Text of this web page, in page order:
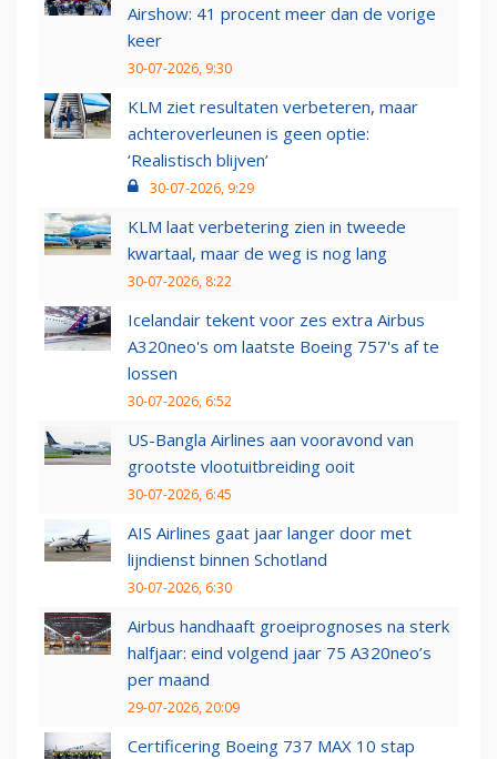
Airshow: 41 procent meer dan de vorige
keer
30-07-2026, 9:30
KLM ziet resultaten verbeteren, maar
achteroverleunen is geen optie:
‘Realistisch blijven’
30-07-2026, 9:29
KLM laat verbetering zien in tweede
kwartaal, maar de weg is nog lang
30-07-2026, 8:22
Icelandair tekent voor zes extra Airbus
A320neo's om laatste Boeing 757's af te
lossen
30-07-2026, 6:52
US-Bangla Airlines aan vooravond van
grootste vlootuitbreiding ooit
30-07-2026, 6:45
AIS Airlines gaat jaar langer door met
lijndienst binnen Schotland
30-07-2026, 6:30
Airbus handhaaft groeiprognoses na sterk
halfjaar: eind volgend jaar 75 A320neo’s
per maand
29-07-2026, 20:09
Certificering Boeing 737 MAX 10 stap